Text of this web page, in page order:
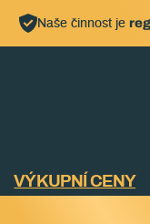
Naše činnost je
VÝKUPNÍ CENY